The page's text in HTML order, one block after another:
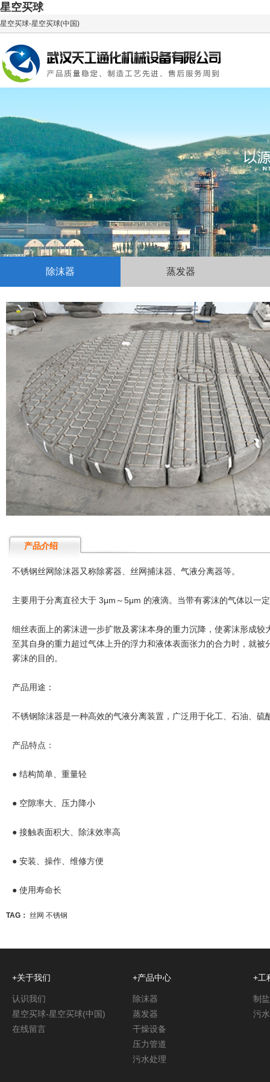
星空买球
星空买球-星空买球(中国)
除沫器 蒸发器
产品介绍
不锈钢丝网除沫器又称除雾器、丝网捕沫器、气液分离器等。
主要用于分离直径大于 3μm～5μm 的液滴。当带有雾沫的气体以一
细丝表面上的雾沫进一步扩散及雾沫本身的重力沉降，使雾沫形成
至其自身的重力超过气体上升的浮力和液体表面张力的合力时，就
雾沫的目的。
产品用途：
不锈钢除沫器是一种高效的气液分离装置，广泛用于化工、石油、
产品特点：
● 结构简单、重量轻
● 空隙率大、压力降小
● 接触表面积大、除沫效率高
● 安装、操作、维修方便
● 使用寿命长
TAG： 丝网 不锈钢
+关于我们
认识我们
星空买球-星空买球(中国)
在线留言
+产品中心
除沫器
蒸发器
干燥设备
压力管道
污水处理
+工
制
污